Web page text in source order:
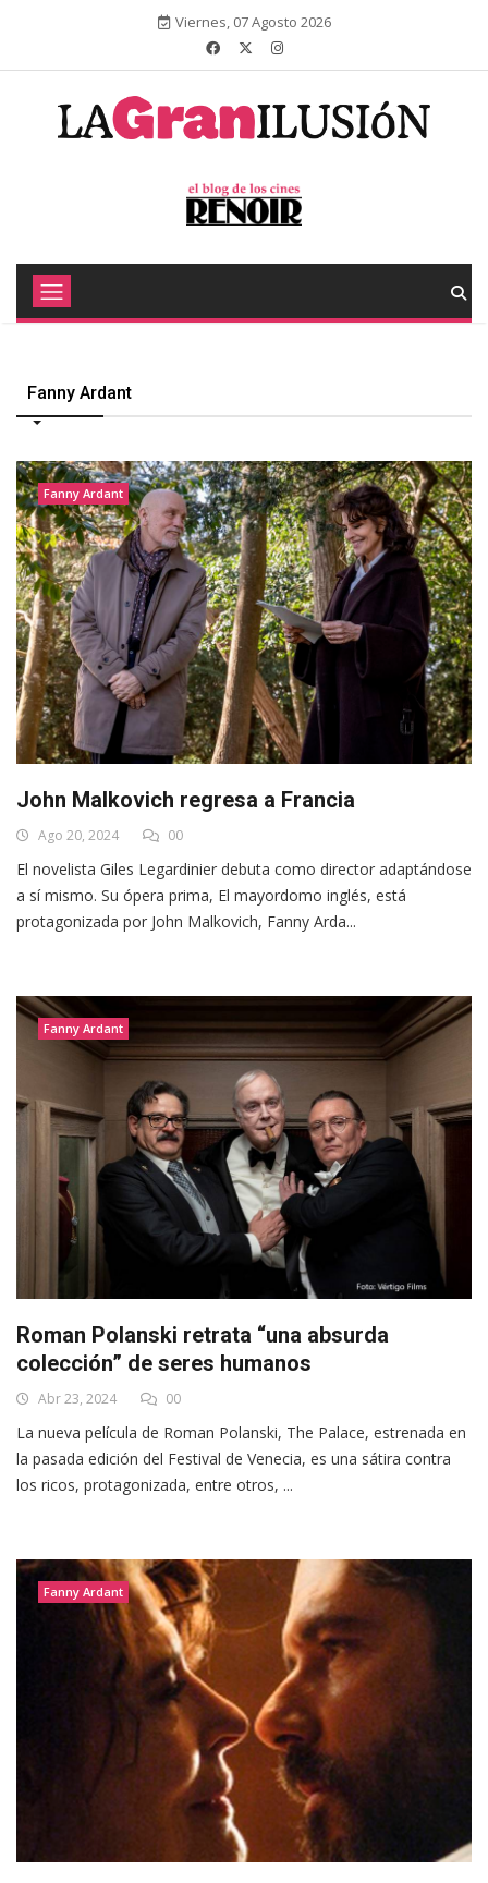
Viernes, 07 Agosto 2026
Fanny Ardant
Fanny Ardant
John Malkovich regresa a Francia
Ago 20, 2024 00
El novelista Giles Legardinier debuta como director adaptándose
a sí mismo. Su ópera prima, El mayordomo inglés, está
protagonizada por John Malkovich, Fanny Arda...
Fanny Ardant
Roman Polanski retrata “una absurda
colección” de seres humanos
Abr 23, 2024 00
La nueva película de Roman Polanski, The Palace, estrenada en
la pasada edición del Festival de Venecia, es una sátira contra
los ricos, protagonizada, entre otros, ...
Fanny Ardant